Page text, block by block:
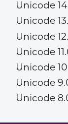
Unicode
Unicode
Unicode
Unicode
Unicode
Unicode
Unicode